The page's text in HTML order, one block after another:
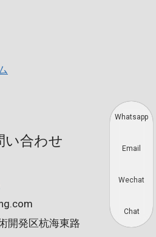
い合わせ
開発区杭海東路
Whatsapp
Email
Wechat
Chat